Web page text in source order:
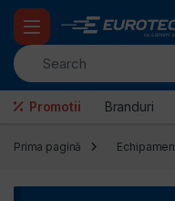
Skip to navigation
Skip to content
Promotii Branduri
Prima pagină